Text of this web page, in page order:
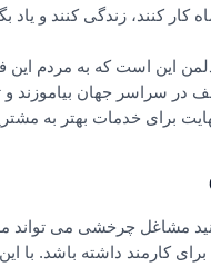
این است که به مردم این
در سراسر جهان بیاموزند
برای خدمات بهتر به
مشاغل چرخشی می تواند
کارمند داشته باشد. با